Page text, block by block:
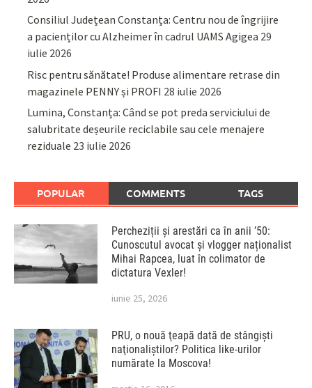
Consiliul Județean Constanța: Centru nou de îngrijire
a pacienților cu Alzheimer în cadrul UAMS Agigea 29
iulie 2026
Risc pentru sănătate! Produse alimentare retrase din
magazinele PENNY și PROFI 28 iulie 2026
Lumina, Constanța: Când se pot preda serviciului de
salubritate deșeurile reciclabile sau cele menajere
reziduale 23 iulie 2026
POPULAR COMMENTS TAGS
Percheziții și arestări ca în anii ’50:
Cunoscutul avocat și vlogger naționalist
Mihai Rapcea, luat în colimator de
dictatura Vexler!
iunie 25, 2026
PRU, o nouă ţeapă dată de stângişti
naţionaliştilor? Politica like-urilor
numărate la Moscova!